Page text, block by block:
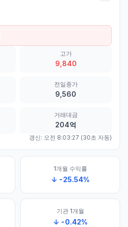
고가
9,840
전일종가
9,560
거래대금
204억
갱신: 오전 8:03:27 (30초 자동)
1개월 수익률
↓ -25.54%
기관 1개월
↓ -0.42%